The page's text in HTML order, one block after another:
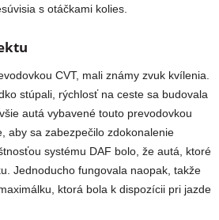
s otáčkami kolies.
CVT, mali známy zvuk kvílenia.
stúpali, rýchlosť na ceste sa budovala
autá vybavené touto prevodovkou
aby sa zabezpečilo zdokonalenie
systému DAF bolo, že autá, ktoré
Jednoducho fungovala naopak, takže
ktorá bola k dispozícii pri jazde